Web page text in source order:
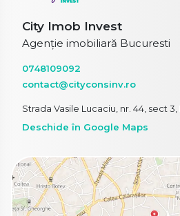
City Imob Invest
Agenție imobiliară Bucuresti
0748109092
contact@cityconsinv.ro
Strada Vasile Lucaciu, nr. 44, sect
Deschide în Google Maps